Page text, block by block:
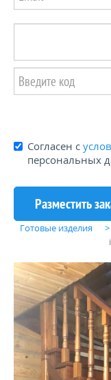
Согласен с
персональных
Готовые изделия